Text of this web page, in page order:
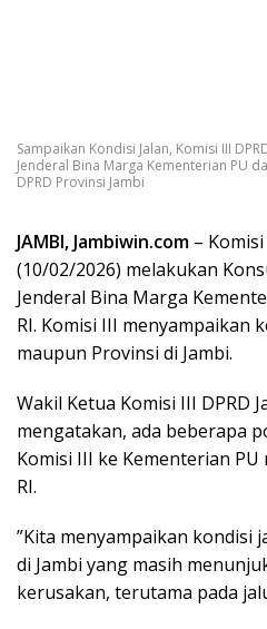
Sampaikan Kondisi Jalan, Komisi III
Jenderal Bina Marga Kementerian PU
DPRD Provinsi Jambi
JAMBI, Jambiwin.com –
(10/02/2026) melakukan
Jenderal Bina Marga
RI. Komisi III menyampaikan
maupun Provinsi di Jambi.
‎Wakil Ketua Komisi III DPRD
mengatakan, ada beberapa
Komisi III ke Kementerian PU
RI.
‎”Kita menyampaikan kondisi
di Jambi yang masih
kerusakan, terutama pada